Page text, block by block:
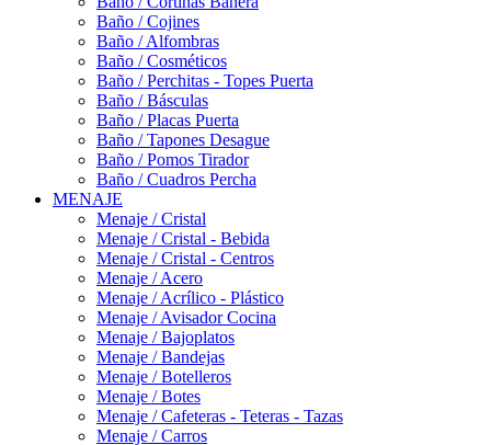
Baño / Cojines
Baño / Alfombras
Baño / Cosméticos
Baño / Perchitas - Topes Puerta
Baño / Básculas
Baño / Placas Puerta
Baño / Tapones Desague
Baño / Pomos Tirador
Baño / Cuadros Percha
MENAJE
Menaje / Cristal
Menaje / Cristal - Bebida
Menaje / Cristal - Centros
Menaje / Acero
Menaje / Acrílico - Plástico
Menaje / Avisador Cocina
Menaje / Bajoplatos
Menaje / Bandejas
Menaje / Botelleros
Menaje / Botes
Menaje / Cafeteras - Teteras - Tazas
Menaje / Carros